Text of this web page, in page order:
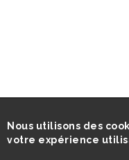
Nous utilisons des
votre expérience